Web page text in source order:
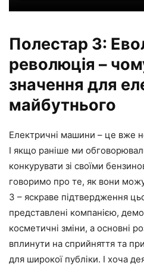
Полестар 3:
революція –
значення для
майбутнього
Електричні машини – це вже
І якщо раніше ми
конкурувати зі своїми
говоримо про те, як вони
3 – яскраве підтвердження
представлені компанією,
косметичні зміни, а основні
вплинути на сприйняття та
для широкої публіки. І хоча